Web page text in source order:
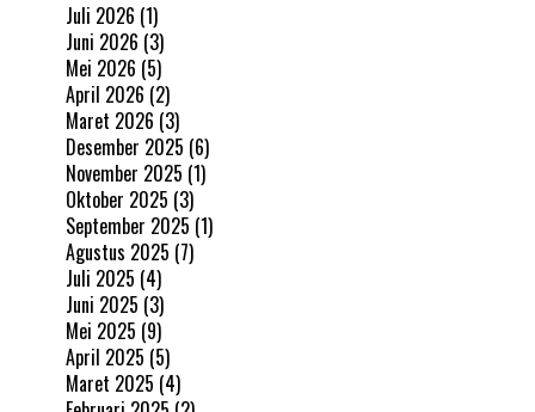
Juli 2026 (1)
Juni 2026 (3)
Mei 2026 (5)
April 2026 (2)
Maret 2026 (3)
Desember 2025 (6)
November 2025 (1)
Oktober 2025 (3)
September 2025 (1)
Agustus 2025 (7)
Juli 2025 (4)
Juni 2025 (3)
Mei 2025 (9)
April 2025 (5)
Maret 2025 (4)